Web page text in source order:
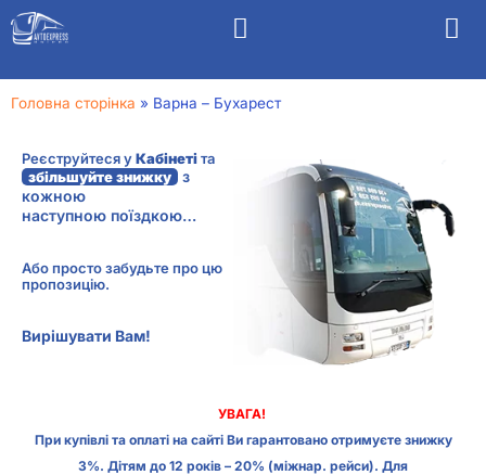
Головна сторінка » Варна – Бухарест
Реєструйтеся уКабінетіта
збільшуйте знижку з
кожною
наступною поїздкою…
Або просто забудьте про цю
пропозицію.
Вирішувати Вам!
УВАГА!
При купівлі та оплаті на сайті Ви гарантовано отримуєте знижку
3%. Дітям до 12 років – 20% (міжнар. рейси). Для